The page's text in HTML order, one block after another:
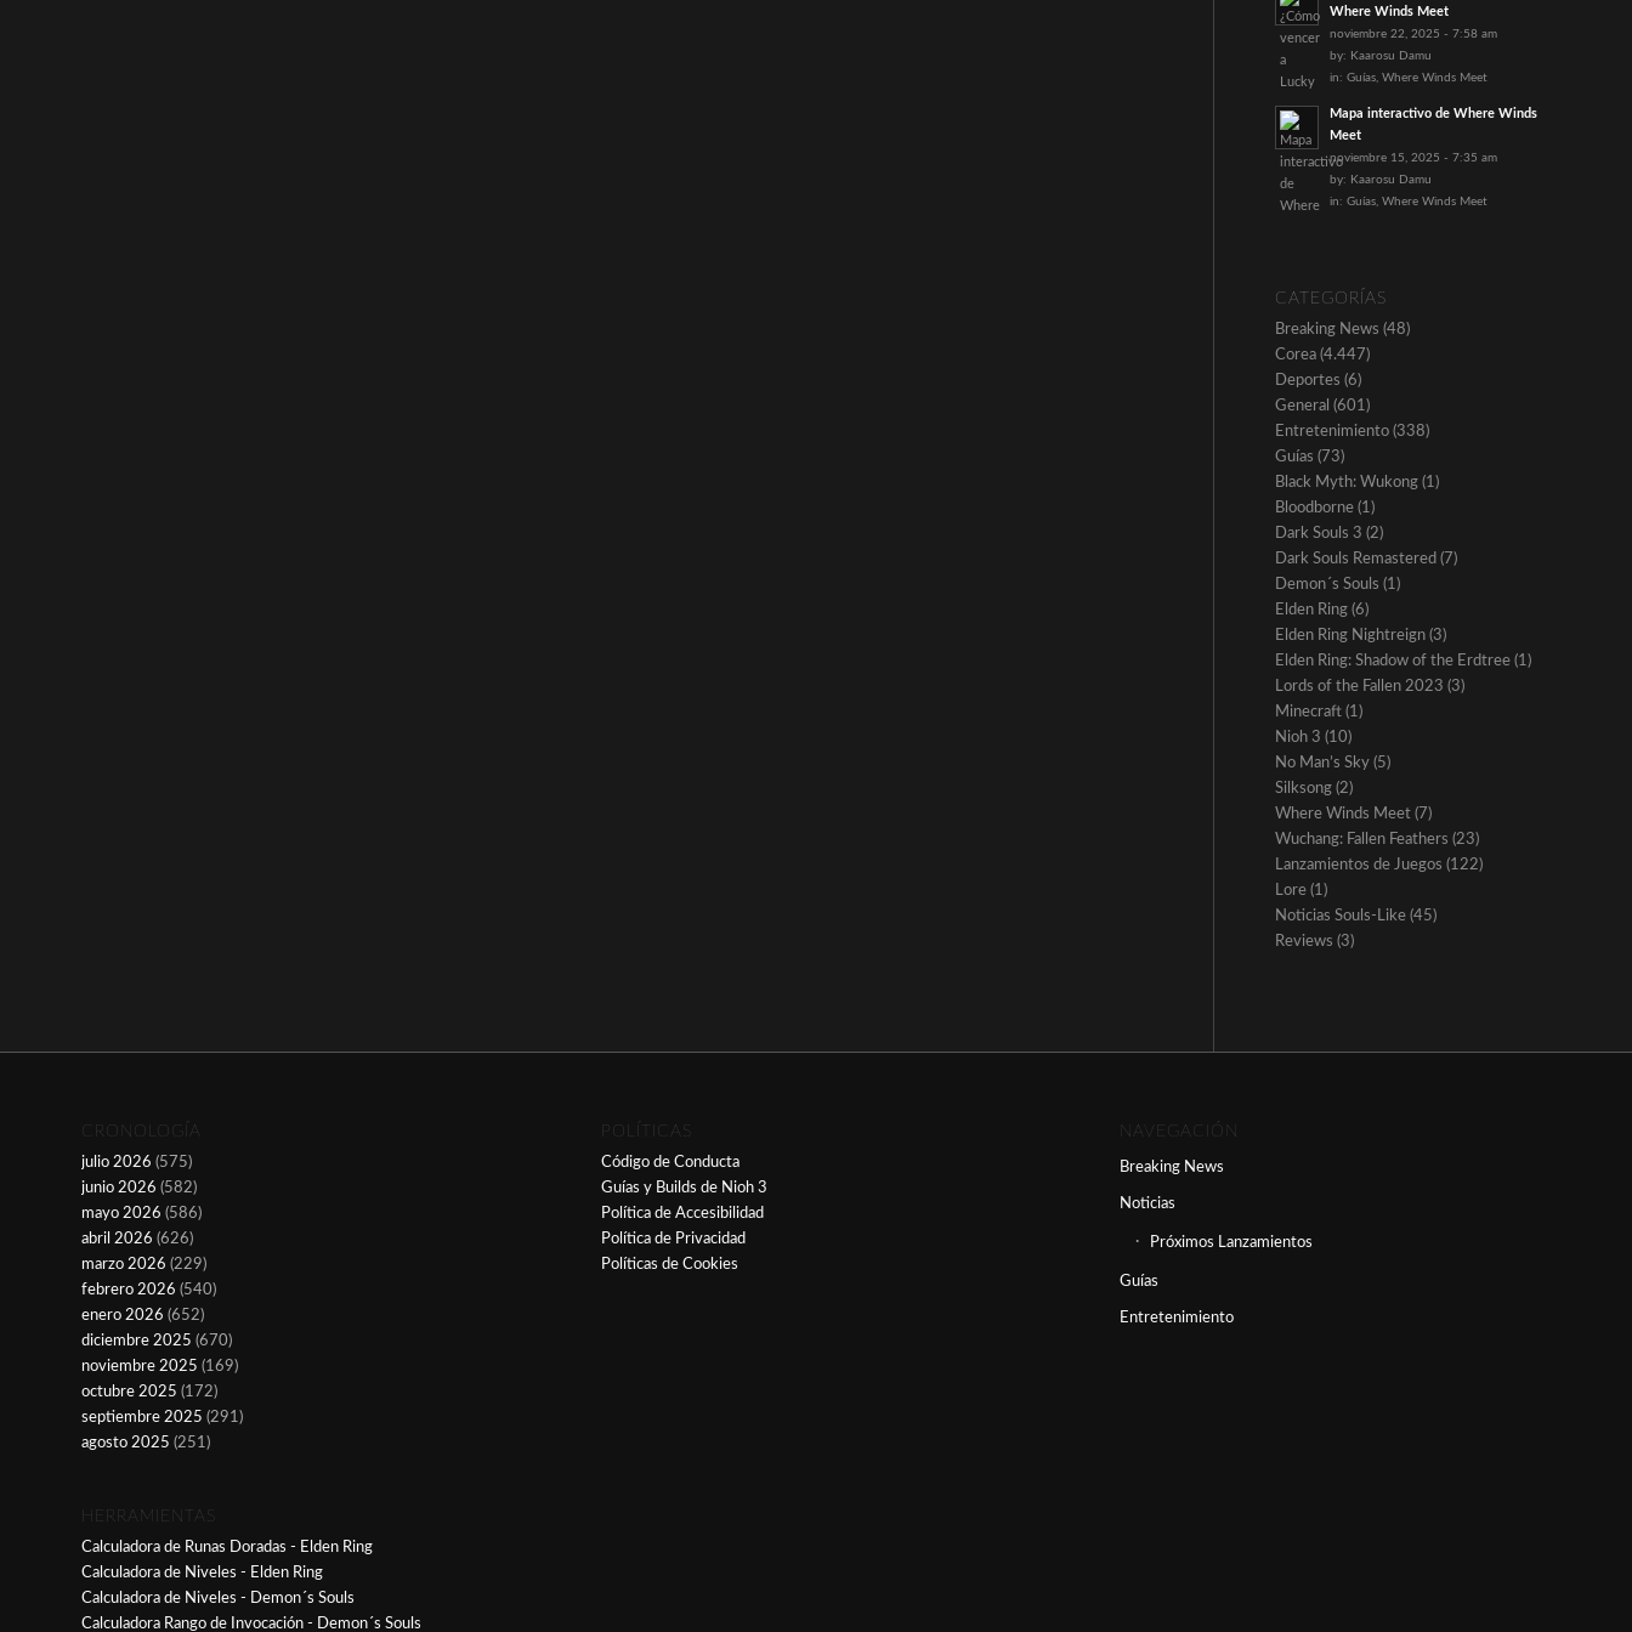
Where Winds Meet
noviembre 22, 2025 - 7:58 am
by: Kaarosu Damu
in: Guías, Where Winds Meet
Mapa interactivo de Where Winds
Meet
noviembre 15, 2025 - 7:35 am
by: Kaarosu Damu
in: Guías, Where Winds Meet
CATEGORÍAS
Breaking News (48)
Corea(4.447)
Deportes (6)
General (601)
Entretenimiento(338)
Guías (73)
Black Myth: Wukong(1)
Bloodborne(1)
Dark Souls 3 (2)
Dark Souls Remastered (7)
Demon´s Souls (1)
Elden Ring(6)
Elden Ring Nightreign(3)
Elden Ring: Shadow of the Erdtree(1)
Lords of the Fallen 2023 (3)
Minecraft(1)
Nioh 3 (10)
No Man’s Sky(5)
Silksong(2)
Where Winds Meet(7)
Wuchang: Fallen Feathers (23)
Lanzamientos de Juegos (122)
Lore(1)
Noticias Souls-Like(45)
Reviews (3)
CRONOLOGÍA
julio 2026 (575)
junio 2026 (582)
mayo 2026 (586)
abril 2026 (626)
marzo 2026 (229)
febrero 2026 (540)
enero 2026 (652)
diciembre 2025 (670)
noviembre 2025 (169)
octubre 2025 (172)
septiembre 2025 (291)
agosto 2025 (251)
HERRAMIENTAS
Calculadora de Runas Doradas - Elden Ring
Calculadora de Niveles - Elden Ring
Calculadora de Niveles - Demon´s Souls
Calculadora Rango de Invocación - Demon´s Souls
POLÍTICAS
Código de Conducta
Guías y Builds de Nioh 3
Política de Accesibilidad
Política de Privacidad
Políticas de Cookies
NAVEGACIÓN
Breaking News
Noticias
Próximos Lanzamientos
Guías
Entretenimiento